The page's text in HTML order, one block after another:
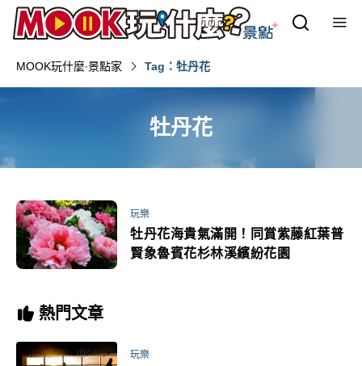
MOOK玩什麼‧景點家 Tag：牡丹花
牡丹花
玩樂
牡丹花海貴氣滿開！同賞紫藤紅葉普
賢象魯賓花杉林溪繽紛花園
熱門文章
玩樂